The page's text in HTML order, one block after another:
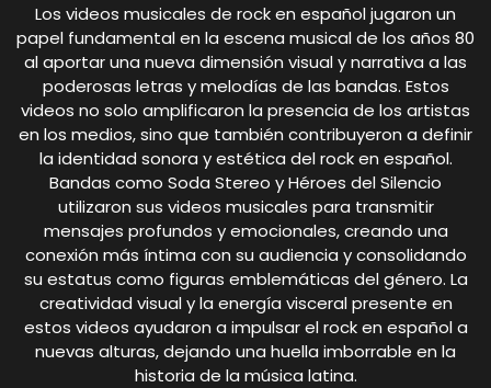
Los videos musicales de rock en español jugaron un
papel fundamental en la escena musical de los años 80
al aportar una nueva dimensión visual y narrativa a las
poderosas letras y melodías de las bandas. Estos
videos no solo amplificaron la presencia de los artistas
en los medios, sino que también contribuyeron a definir
la identidad sonora y estética del rock en español.
Bandas como Soda Stereo y Héroes del Silencio
utilizaron sus videos musicales para transmitir
mensajes profundos y emocionales, creando una
conexión más íntima con su audiencia y consolidando
su estatus como figuras emblemáticas del género. La
creatividad visual y la energía visceral presente en
estos videos ayudaron a impulsar el rock en español a
nuevas alturas, dejando una huella imborrable en la
historia de la música latina.